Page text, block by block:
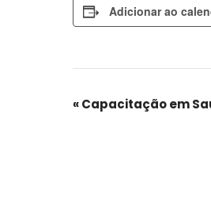
Adicionar ao
Evento
«Capacitação em